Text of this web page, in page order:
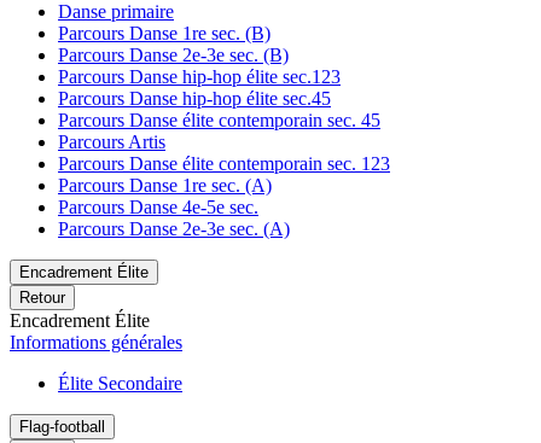
Danse primaire
Parcours Danse 1re sec. (B)
Parcours Danse 2e-3e sec. (B)
Parcours Danse hip-hop élite sec.123
Parcours Danse hip-hop élite sec.45
Parcours Danse élite contemporain sec. 45
Parcours Artis
Parcours Danse élite contemporain sec. 123
Parcours Danse 1re sec. (A)
Parcours Danse 4e-5e sec.
Parcours Danse 2e-3e sec. (A)
Encadrement Élite
Retour
Encadrement Élite
Informations générales
Élite Secondaire
Flag-football